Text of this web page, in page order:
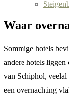
Waar
Sommige hotels
andere hotels
van Schiphol,
een overnachting